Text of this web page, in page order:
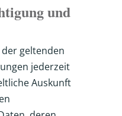
und
geltenden
jederzeit
Auskunft